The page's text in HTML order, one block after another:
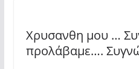
Χρυσανθη μου …
προλάβαμε….